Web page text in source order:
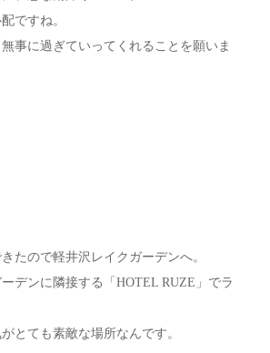
ですね。
事に過ぎていってくれることを願いま
たので軽井沢レイクガーデンへ。
デンに隣接する「HOTEL RUZE」でラ
とても素敵な場所なんです。